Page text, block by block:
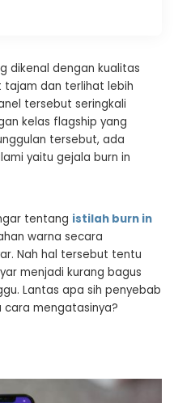
dikenal dengan kualitas
tajam dan terlihat lebih
tersebut seringkali
kelas flagship yang
tersebut, ada
yaitu gejala burn in
tentang istilah burn in
warna secara
Nah hal tersebut tentu
menjadi kurang bagus
Lantas apa sih penyebab
mengatasinya?